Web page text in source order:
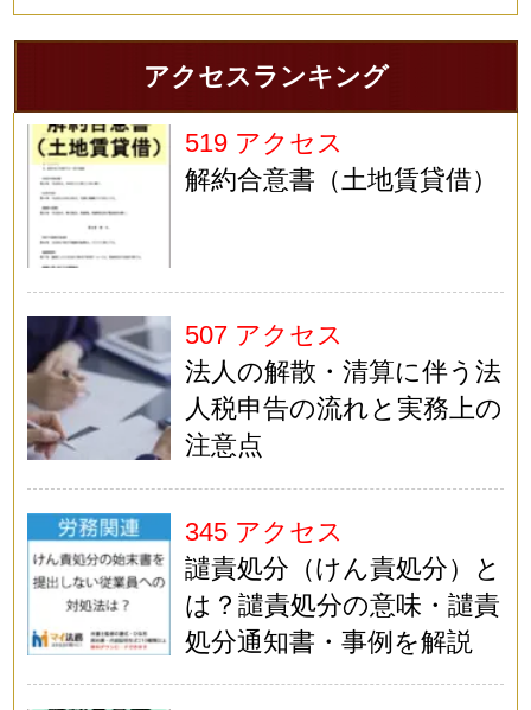
アクセスランキング
519 アクセス
解約合意書（土地賃貸借）
507 アクセス
法人の解散・清算に伴う法
人税申告の流れと実務上の
注意点
345 アクセス
譴責処分（けん責処分）と
は？譴責処分の意味・譴責
処分通知書・事例を解説